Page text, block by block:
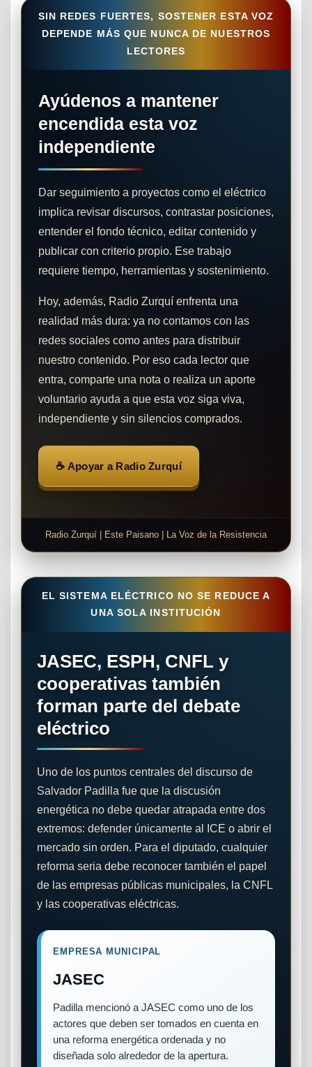
SIN REDES FUERTES, SOSTENER ESTA VOZ
DEPENDE MÁS QUE NUNCA DE NUESTROS
LECTORES
Ayúdenos a mantener
encendida esta voz
independiente
Dar seguimiento a proyectos como el eléctrico
implica revisar discursos, contrastar posiciones,
entender el fondo técnico, editar contenido y
publicar con criterio propio. Ese trabajo
requiere tiempo, herramientas y sostenimiento.
Hoy, además, Radio Zurquí enfrenta una
realidad más dura: ya no contamos con las
redes sociales como antes para distribuir
nuestro contenido. Por eso cada lector que
entra, comparte una nota o realiza un aporte
voluntario ayuda a que esta voz siga viva,
independiente y sin silencios comprados.
☕ Apoyar a Radio Zurquí
Radio Zurquí | Este Paisano | La Voz de la Resistencia
EL SISTEMA ELÉCTRICO NO SE REDUCE A
UNA SOLA INSTITUCIÓN
JASEC, ESPH, CNFL y
cooperativas también
forman parte del debate
eléctrico
Uno de los puntos centrales del discurso de
Salvador Padilla fue que la discusión
energética no debe quedar atrapada entre dos
extremos: defender únicamente al ICE o abrir el
mercado sin orden. Para el diputado, cualquier
reforma seria debe reconocer también el papel
de las empresas públicas municipales, la CNFL
y las cooperativas eléctricas.
EMPRESA MUNICIPAL
JASEC
Padilla mencionó a JASEC como uno de los
actores que deben ser tomados en cuenta en
una reforma energética ordenada y no
diseñada solo alrededor de la apertura.